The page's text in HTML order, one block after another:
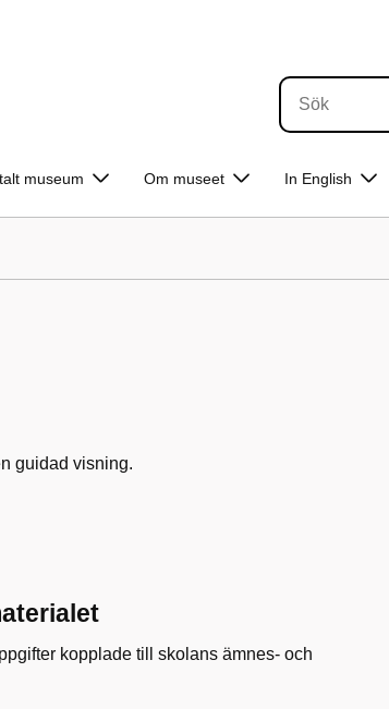
museum Om museet In English
guidad visning.
kopplade till skolans ämnes- och